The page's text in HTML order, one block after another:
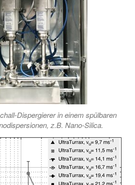
Dispergierer in einem spülbaren
z.B. Nano-Silica.